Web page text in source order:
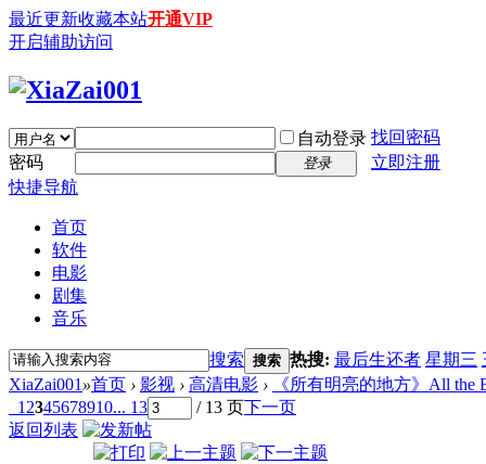
最近更新收藏本站开通VIP
开启辅助访问
自动登录 找回密码
密码
登录
立即注册
快捷导航
首页
软件
电影
剧集
音乐
搜索 搜索 热搜: 最后生还者 星期三
XiaZai001 »首页 › 影视 › 高清电影 ›
《所有明亮的地方》All the
1 2345678910... 13 / 13 页下一页
返回列表